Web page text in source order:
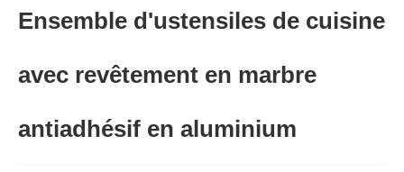
Ensemble d'ustensiles de cuisine
avec revêtement en marbre
antiadhésif en aluminium